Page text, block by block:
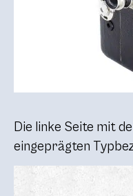
Die linke Seite mit
eingeprägten